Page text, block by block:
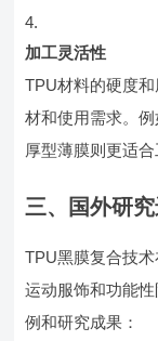
加工灵活性
TPU材料的硬度
材和使用需求。
厚型薄膜则更适合
三、国外研
TPU黑膜复合技
运动服饰和功能
例和研究成果：